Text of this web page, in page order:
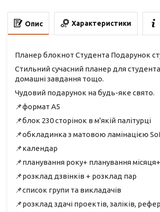
Опис Характеристики
Планер блокнот Студента Подарунок
Стильний сучасний планер для
домашні завдання тощо.
Чудовий подарунок на будь-яке свято.
📌формат А5
📌блок 230 сторінок в м'якій палітурці
📌обкладинка з матовою ламінацією
📌календар
📌планування року+ планування
📌розклад дзвінків + розклад пар
📌список групи та викладачів
📌розклад здачі проектів, заліків,